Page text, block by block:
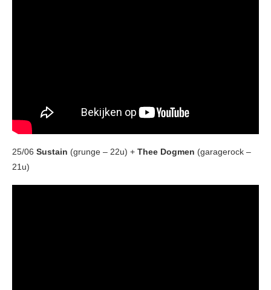
25/06 Sustain (grunge – 22u) + Thee Dogmen (garagerock –
21u)